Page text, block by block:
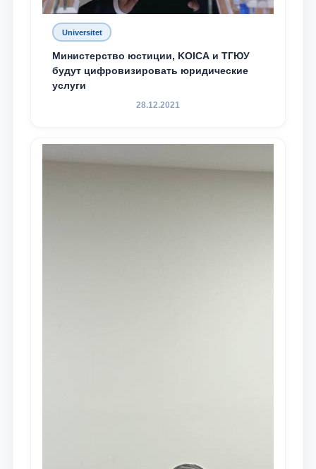
Universitet
Министерство юстиции, KOICA и ТГЮУ
будут цифровизировать юридические
услуги
28.12.2021